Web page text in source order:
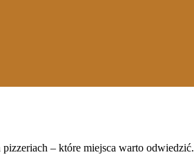
– które miejsca warto odwiedzić.